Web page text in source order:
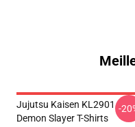
Jujutsu Kaisen KL2901
Demon Slayer T-Shirts
-